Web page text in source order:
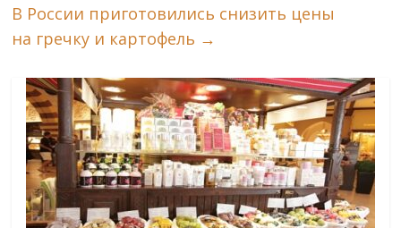
В России приготовились снизить цены
на гречку и картофель →